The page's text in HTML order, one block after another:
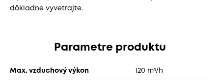
dôkladne vyvetrajte.
Parametre produktu
Max. vzduchový výkon 120 mᶟ/h